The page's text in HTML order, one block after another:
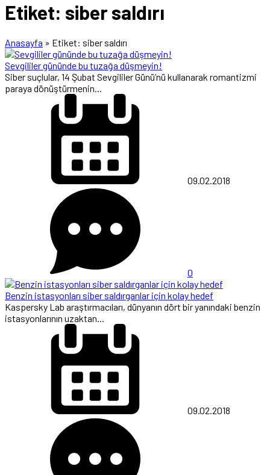
Etiket: siber saldırı
Anasayfa » Etiket: siber saldırı
Sevgililer gününde bu tuzağa düşmeyin!
Siber suçlular, 14 Şubat Sevgililer Günü’nü kullanarak romantizmi
paraya dönüştürmenin...
09.02.2018
0
Benzin istasyonları siber saldırganlar için kolay hedef
Kaspersky Lab araştırmacıları, dünyanın dört bir yanındaki benzin
istasyonlarının uzaktan...
09.02.2018